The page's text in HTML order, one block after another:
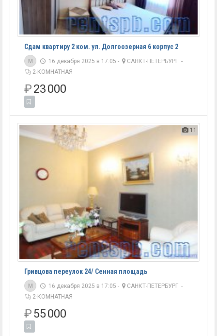
Сдам квартиру 2 ком. ул. Долгоозерная 6 корпус 2
M 16 декабря 2025 в 17:05 - САНКТ-ПЕТЕРБУРГ -
2-КОМНАТНАЯ
₽23 000
11
Гривцова переулок 24/ Сенная площадь
M 16 декабря 2025 в 17:05 - САНКТ-ПЕТЕРБУРГ -
2-КОМНАТНАЯ
₽55 000